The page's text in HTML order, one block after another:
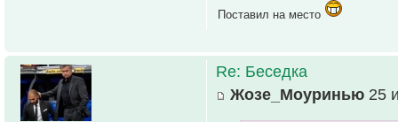
Поставил на место
Re: Беседка
Жозе_Моуринью 25